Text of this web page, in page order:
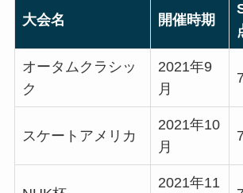
大会名 開催時期
オータムクラシッ
ク
2021年9
月
スケートアメリカ
2021年10
月
2021年11